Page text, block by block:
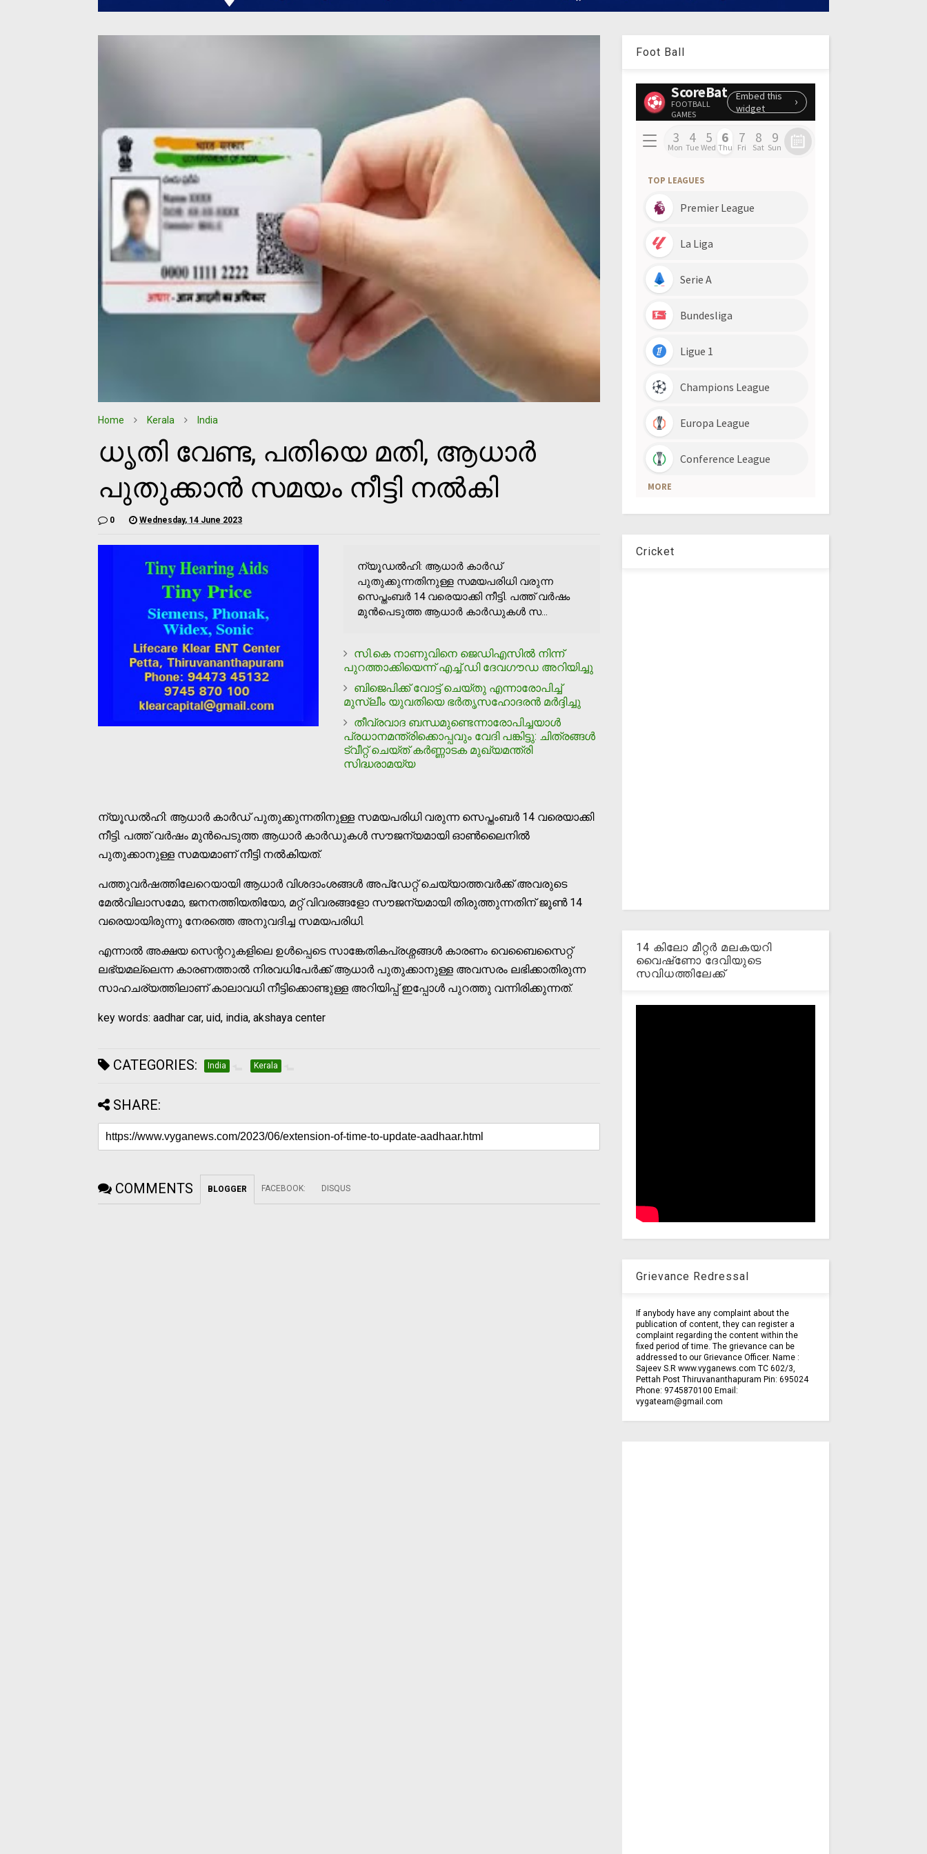
Home Kerala India
ധൃതി വേണ്ട, പതിയെ മതി, ആധാര്‍
പുതുക്കാന്‍ സമയം നീട്ടി നല്‍കി
0 Wednesday, 14 June 2023
ന്യൂഡല്‍ഹി: ആധാര്‍ കാര്‍ഡ്
പുതുക്കുന്നതിനുള്ള സമയപരിധി വരുന്ന
സെപ്തംബര്‍ 14 വരെയാക്കി നീട്ടി. പത്ത് വര്‍ഷം
മുന്‍പെടുത്ത ആധാര്‍ കാര്‍ഡുകള്‍ സ...
സി.കെ നാണുവിനെ ജെഡിഎസില്‍ നിന്ന്
പുറത്താക്കിയെന്ന് എച്ച്.ഡി ദേവഗൗഡ അറിയിച്ചു
ബിജെപിക്ക് വോട്ട് ചെയ്തു എന്നാരോപിച്ച്
മുസ്ലീം യുവതിയെ ഭര്‍തൃസഹോദരന്‍ മര്‍ദ്ദിച്ചു
തീവ്രവാദ ബന്ധമുണ്ടെന്നാരോപിച്ചയാള്‍
പ്രധാനമന്ത്രിക്കൊപ്പവും വേദി പങ്കിട്ടു: ചിത്രങ്ങള്‍
ട്വീറ്റ് ചെയ്ത് കര്‍ണ്ണാടക മുഖ്യമന്ത്രി
സിദ്ധരാമയ്യ
ന്യൂഡല്‍ഹി: ആധാര്‍ കാര്‍ഡ് പുതുക്കുന്നതിനുള്ള സമയപരിധി വരുന്ന സെപ്തംബര്‍ 14 വരെയാക്കി
നീട്ടി. പത്ത് വര്‍ഷം മുന്‍പെടുത്ത ആധാര്‍ കാര്‍ഡുകള്‍ സൗജന്യമായി ഓണ്‍ലൈനില്‍
പുതുക്കാനുള്ള സമയമാണ് നീട്ടി നല്‍കിയത്.
പത്തുവര്‍ഷത്തിലേറെയായി ആധാര്‍ വിശദാംശങ്ങള്‍ അപ്‌ഡേറ്റ് ചെയ്യാത്തവര്‍ക്ക് അവരുടെ
മേല്‍വിലാസമോ, ജനനത്തിയതിയോ, മറ്റ് വിവരങ്ങളോ സൗജന്യമായി തിരുത്തുന്നതിന് ജൂണ്‍ 14
വരെയായിരുന്നു നേരത്തെ അനുവദിച്ച സമയപരിധി.
എന്നാല്‍ അക്ഷയ സെന്ററുകളിലെ ഉള്‍പ്പെടെ സാങ്കേതികപ്രശ്നങ്ങള്‍ കാരണം വെബൈസൈറ്റ്
ലഭ്യമല്ലെന്ന കാരണത്താല്‍ നിരവധിപേര്‍ക്ക് ആധാര്‍ പുതുക്കാനുള്ള അവസരം ലഭിക്കാതിരുന്ന
സാഹചര്യത്തിലാണ് കാലാവധി നീട്ടിക്കൊണ്ടുള്ള അറിയിപ്പ് ഇപ്പോള്‍ പുറത്തു വന്നിരിക്കുന്നത്.
key words: aadhar car, uid, india, akshaya center
CATEGORIES: India Kerala
SHARE:
COMMENTS BLOGGER FACEBOOK: DISQUS
Foot Ball
Cricket
14 കിലോ മീറ്റര്‍ മലകയറി
വൈഷ്‌ണോ ദേവിയുടെ
സവിധത്തിലേക്ക്
Grievance Redressal
If anybody have any complaint about the
publication of content, they can register a
complaint regarding the content within the
fixed period of time. The grievance can be
addressed to our Grievance Officer. Name :
Sajeev S.R www.vyganews.com TC 602/3,
Pettah Post Thiruvananthapuram Pin: 695024
Phone: 9745870100 Email:
vygateam@gmail.com